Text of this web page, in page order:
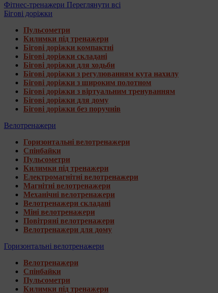
Фітнес-тренажери Переглянути всі
Бігові доріжки
Пульсометри
Килимки під тренажери
Бігові доріжки компактні
Бігові доріжки складані
Бігові доріжки для ходьби
Бігові доріжки з регулюванням кута нахилу
Бігові доріжки з широким полотном
Бігові доріжки з віртуальним тренуванням
Бігові доріжки для дому
Бігові доріжки без поручнів
Велотренажери
Горизонтальні велотренажери
Спінбайки
Пульсометри
Килимки під тренажери
Електромагнітні велотренажери
Магнітні велотренажери
Механічні велотренажери
Велотренажери складані
Міні велотренажери
Повітряні велотренажери
Велотренажери для дому
Горизонтальні велотренажери
Велотренажери
Спінбайки
Пульсометри
Килимки під тренажери